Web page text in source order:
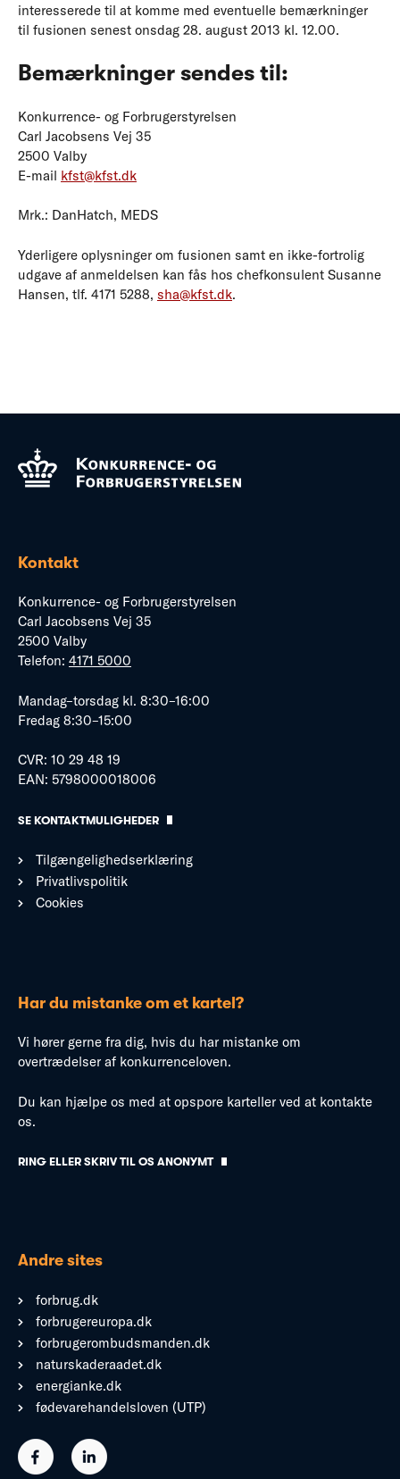
interesserede til at komme med eventuelle bemærkninger
til fusionen senest onsdag 28. august 2013 kl. 12.00.
Bemærkninger sendes til:
Konkurrence- og Forbrugerstyrelsen
Carl Jacobsens Vej 35
2500 Valby
E-mail kfst@kfst.dk
Mrk.: DanHatch, MEDS
Yderligere oplysninger om fusionen samt en ikke-fortrolig
udgave af anmeldelsen kan fås hos chefkonsulent Susanne
Hansen, tlf. 4171 5288, sha@kfst.dk.
Kontakt
Konkurrence- og Forbrugerstyrelsen
Carl Jacobsens Vej 35
2500 Valby
Telefon: 4171 5000
Mandag–torsdag kl. 8:30–16:00
Fredag 8:30–15:00
CVR: 10 29 48 19
EAN: 5798000018006
SE KONTAKTMULIGHEDER
Tilgængelighedserklæring
Privatlivspolitik
Cookies
Har du mistanke om et kartel?
Vi hører gerne fra dig, hvis du har mistanke om
overtrædelser af konkurrenceloven.
Du kan hjælpe os med at opspore karteller ved at kontakte
os.
RING ELLER SKRIV TIL OS ANONYMT
Andre sites
forbrug.dk
forbrugereuropa.dk
forbrugerombudsmanden.dk
naturskaderaadet.dk
energianke.dk
fødevarehandelsloven (UTP)